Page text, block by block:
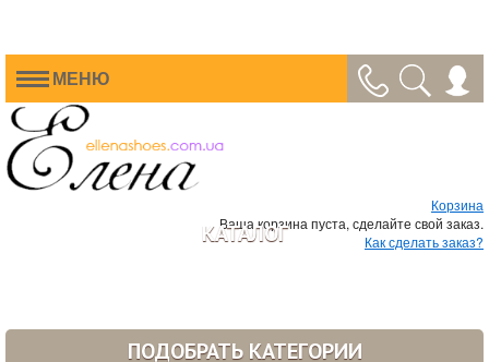
МЕНЮ
Корзина
Ваша корзина пуста, сделайте свой заказ.
Как сделать заказ?
КАТАЛОГ
ПОДОБРАТЬ КАТЕГОРИИ